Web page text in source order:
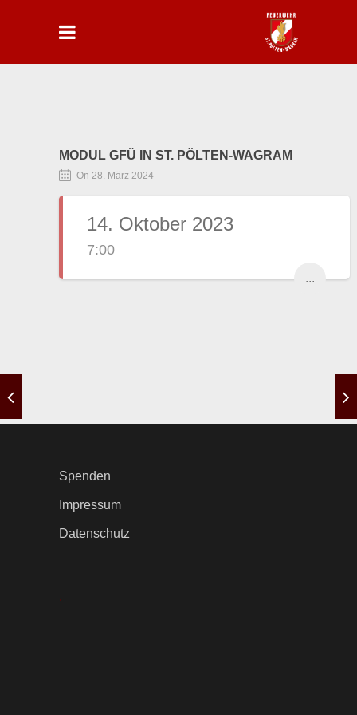
MODUL GFÜ IN ST. PÖLTEN-WAGRAM
On 28. März 2024
14. Oktober 2023
7:00
...
Spenden
Impressum
Datenschutz
.